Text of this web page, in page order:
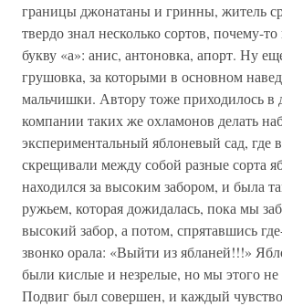
границы джонатаны и гринны, житель
твердо знал несколько сортов, почему-
букву «а»: анис, антоновка, апорт. Ну
грушовка, за которыми в основном
мальчишки. Автору тоже приходилось в
компании таких же охламонов делать
экспериментальный яблоневый сад, где
скрещивали между собой разные сорта
находился за высоким забором, и была
ружьем, которая дожидалась, пока мы
высокий забор, а потом, спрятавшись
звонко орала: «Выйти из ябланей!!!»
были кислые и незрелые, но мы этого не
Подвиг был совершен, и каждый